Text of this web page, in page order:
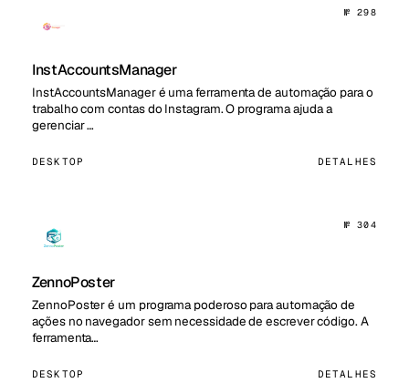
№ 298
InstAccountsManager
InstAccountsManager é uma ferramenta de automação para o
trabalho com contas do Instagram. O programa ajuda a
gerenciar …
DESKTOP DETALHES
№ 304
ZennoPoster
ZennoPoster é um programa poderoso para automação de
ações no navegador sem necessidade de escrever código. A
ferramenta…
DESKTOP DETALHES